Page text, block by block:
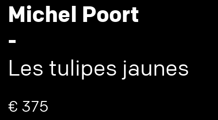
Michel Poort
-
Les tulipes jaunes
€ 375